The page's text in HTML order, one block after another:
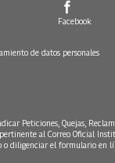
Facebook
de datos personales
Peticiones, Quejas,
al Correo Oficial
o diligenciar el formulario en